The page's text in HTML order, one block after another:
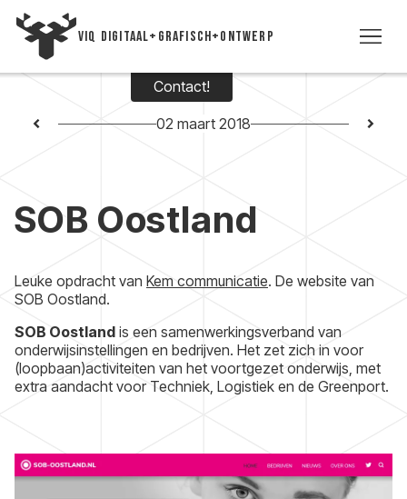
Contact!
02 maart 2018
SOB Oostland
Leuke opdracht van Kem communicatie. De website van
SOB Oostland.
SOB Oostland is een samenwerkingsverband van
onderwijsinstellingen en bedrijven. Het zet zich in voor
(loopbaan)activiteiten van het voortgezet onderwijs, met
extra aandacht voor Techniek, Logistiek en de Greenport.
VIQ DIGITAAL+GRAFISCH+ONTWERP